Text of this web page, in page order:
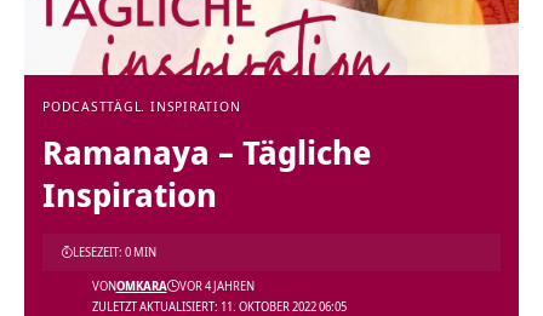
PODCASTTÄGL. INSPIRATION
Ramanaya – Tägliche
Inspiration
ZULETZT AKTUALISIERT: 11. OKTOBER 2022 06:05
VONOMKARA VOR 4 JAHREN
LESEZEIT: 0 MIN